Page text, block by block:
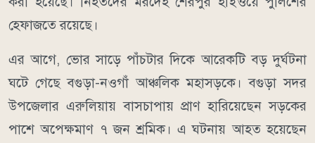
হেফাজতে রয়েছে।
এর আগে, ভোর সাড়ে পাঁচটার দিকে আরেকটি বড় দুর্ঘটনা
ঘটে গেছে বগুড়া-নওগাঁ আঞ্চলিক মহাসড়কে। বগুড়া সদর
উপজেলার এরুলিয়ায় বাসচাপায় প্রাণ হারিয়েছেন সড়কের
পাশে অপেক্ষমাণ ৭ জন শ্রমিক। এ ঘটনায় আহত হয়েছেন